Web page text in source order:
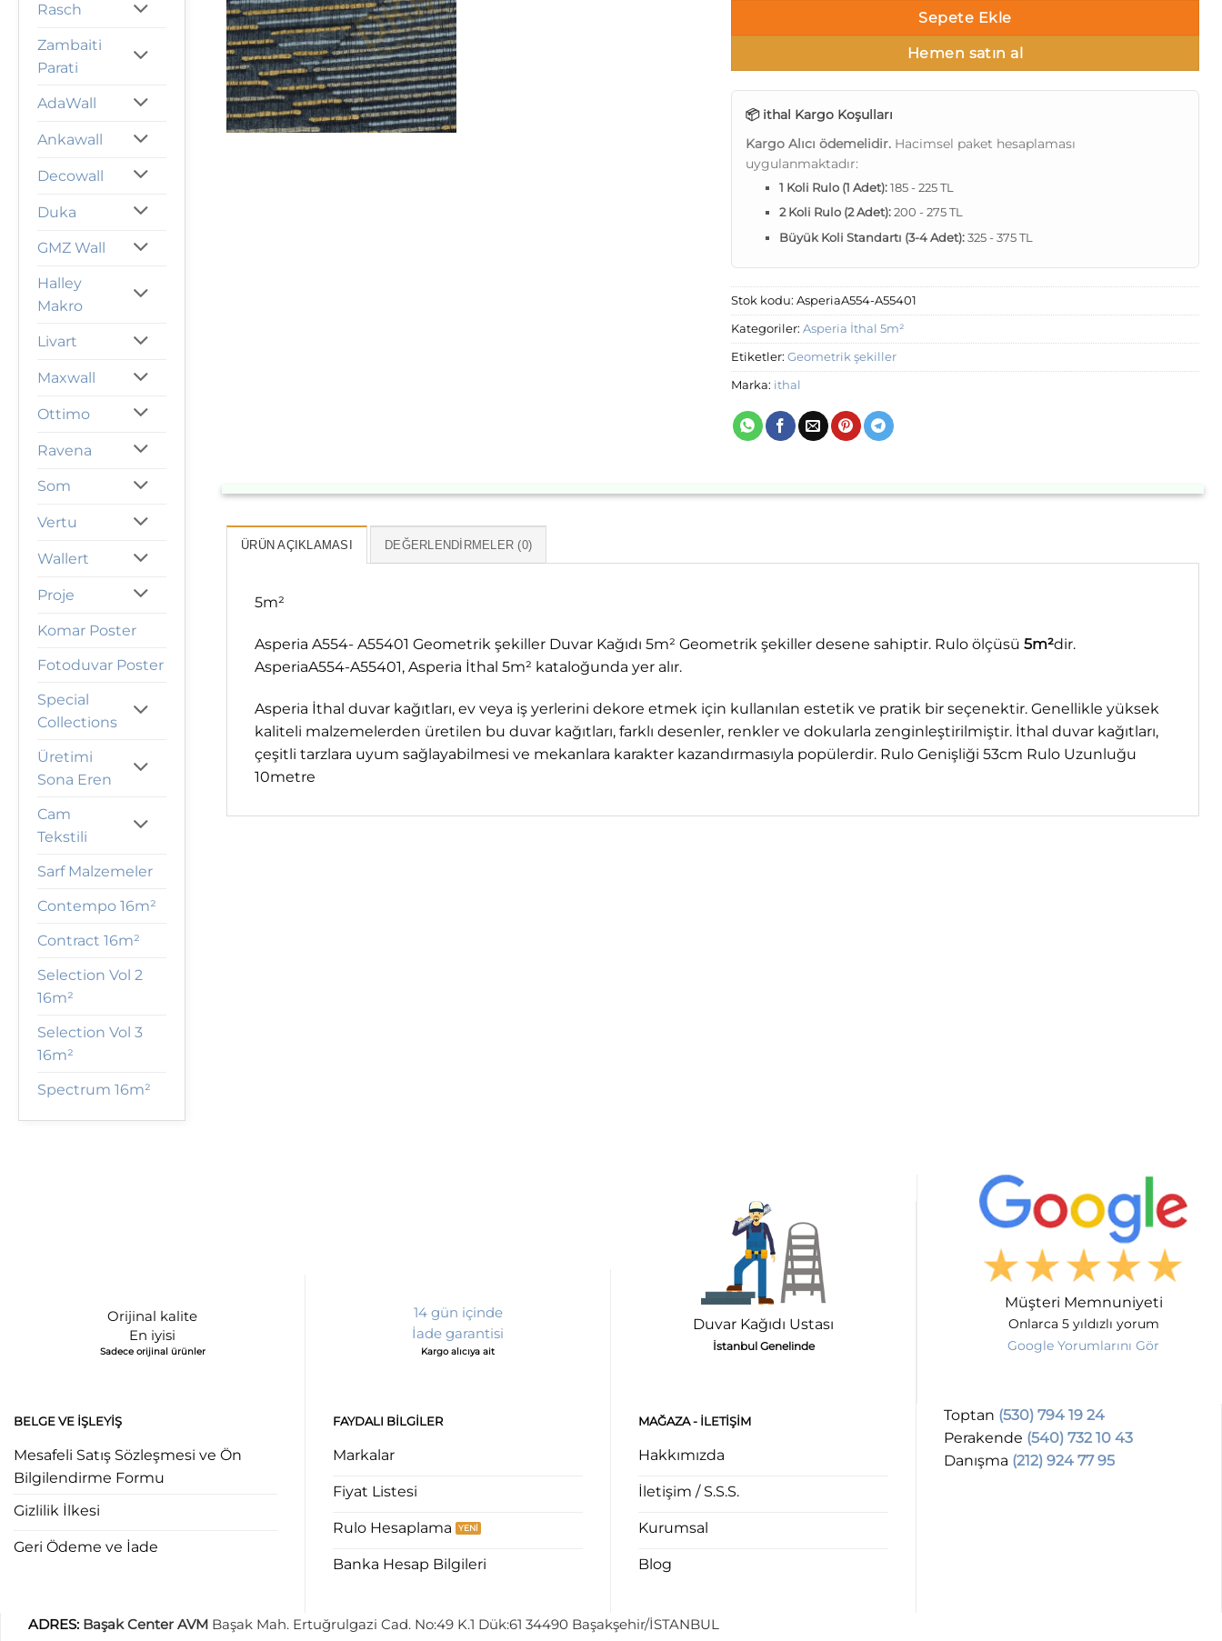
Rasch
Zambaiti
Parati
AdaWall
Ankawall
Decowall
Duka
GMZ Wall
Halley
Makro
Livart
Maxwall
Ottimo
Ravena
Som
Vertu
Wallert
Proje
Komar Poster
Fotoduvar Poster
Special
Collections
Üretimi
Sona Eren
Cam
Tekstili
Sarf Malzemeler
Contempo 16m²
Contract 16m²
Selection Vol 2
16m²
Selection Vol 3
16m²
Spectrum 16m²
Sepete Ekle
Hemen satın al
📦 ithal Kargo Koşulları
Kargo Alıcı ödemelidir. Hacimsel paket hesaplaması
uygulanmaktadır:
1 Koli Rulo (1 Adet):185 - 225 TL
2 Koli Rulo (2 Adet):200 - 275 TL
Büyük Koli Standartı (3-4 Adet):325 - 375 TL
Stok kodu: AsperiaA554-A55401
Kategoriler: Asperia İthal 5m²
Etiketler: Geometrik şekiller
Marka: ithal
ÜRÜN AÇIKLAMASI DEĞERLENDIRMELER (0)
5m²
Asperia A554- A55401 Geometrik şekiller Duvar Kağıdı 5m² Geometrik şekiller desene sahiptir. Rulo ölçüsü 5m²dir.
AsperiaA554-A55401, Asperia İthal 5m² kataloğunda yer alır.
Asperia İthal duvar kağıtları, ev veya iş yerlerini dekore etmek için kullanılan estetik ve pratik bir seçenektir. Genellikle yüksek
kaliteli malzemelerden üretilen bu duvar kağıtları, farklı desenler, renkler ve dokularla zenginleştirilmiştir. İthal duvar kağıtları,
çeşitli tarzlara uyum sağlayabilmesi ve mekanlara karakter kazandırmasıyla popülerdir. Rulo Genişliği 53cm Rulo Uzunluğu
10metre
Orijinal kalite
En iyisi
Sadece orijinal ürünler
14 gün içinde
İade garantisi
Kargo alıcıya ait
Duvar Kağıdı Ustası
İstanbul Genelinde
Müşteri Memnuniyeti
Onlarca 5 yıldızlı yorum
Google Yorumlarını Gör
BELGE VE İŞLEYIŞ
Mesafeli Satış Sözleşmesi ve Ön
Bilgilendirme Formu
Gizlilik İlkesi
Geri Ödeme ve İade
FAYDALI BILGILER
Markalar
Fiyat Listesi
Rulo Hesaplama
Banka Hesap Bilgileri
MAĞAZA - ILETIŞIM
Hakkımızda
İletişim / S.S.S.
Kurumsal
Blog
Toptan (530) 794 19 24
Perakende (540) 732 10 43
Danışma (212) 924 77 95
ADRES: Başak Center AVM Başak Mah. Ertuğrulgazi Cad. No:49 K.1 Dük:61 34490 Başakşehir/İSTANBUL